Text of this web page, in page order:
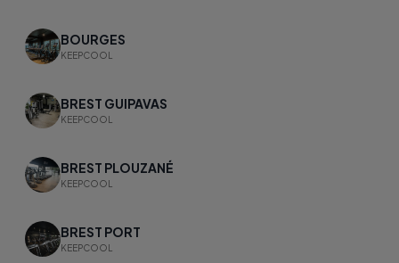
BOURGES
KEEPCOOL
BREST GUIPAVAS
KEEPCOOL
BREST PLOUZANÉ
KEEPCOOL
BREST PORT
KEEPCOOL